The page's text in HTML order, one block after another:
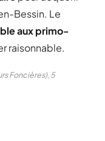
Bessin. Le
aux primo-
raisonnable.
Foncières), 5